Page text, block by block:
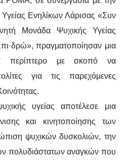
Ενηλίκων Λάρισας «Συν
Μονάδα Ψυχικής Υγείας
πραγματοποίησαν μια
περίπτερο με σκοπό να
για τις παρεχόμενες
υγείας αποτέλεσε μια
και κινητοποίησης των
ψυχικών δυσκολιών, την
πολυδιάστατων αναγκών που